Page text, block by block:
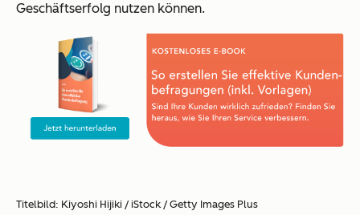
Geschäftserfolg nutzen können.
Titelbild: Kiyoshi Hijiki / iStock / Getty Images Plus